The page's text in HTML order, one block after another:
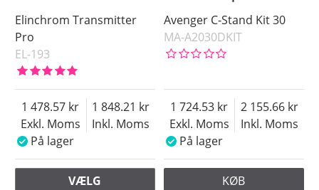
Elinchrom Transmitter
Pro
EL-193
Exkl. Moms
1 478.57
Inkl. Moms
1 848.21
På lager
VÆLG
Avenger C-Stand Kit 30
MA-A2030DKIT
Exkl. Moms
1 724.53
Inkl. Moms
2 155.66
På lager
KØB